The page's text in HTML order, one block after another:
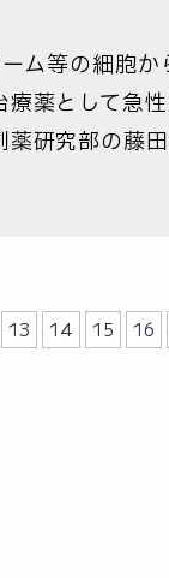
ム等の細胞
薬として急
薬研究部の藤
13 14 15 16